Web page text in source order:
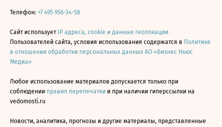
Телефон: +7 495 956-34-58
Сайт использует IP адреса, cookie и данные геолокации
Пользователей сайта, условия использования содержатся в Политике
в отношении обработки персональных данных АО «Бизнес Ньюс
Медиа»
Любое использование материалов допускается только при
соблюдении правил перепечатки и при наличии гиперссылки на
vedomosti.ru
Новости, аналитика, прогнозы и другие материалы, представленные